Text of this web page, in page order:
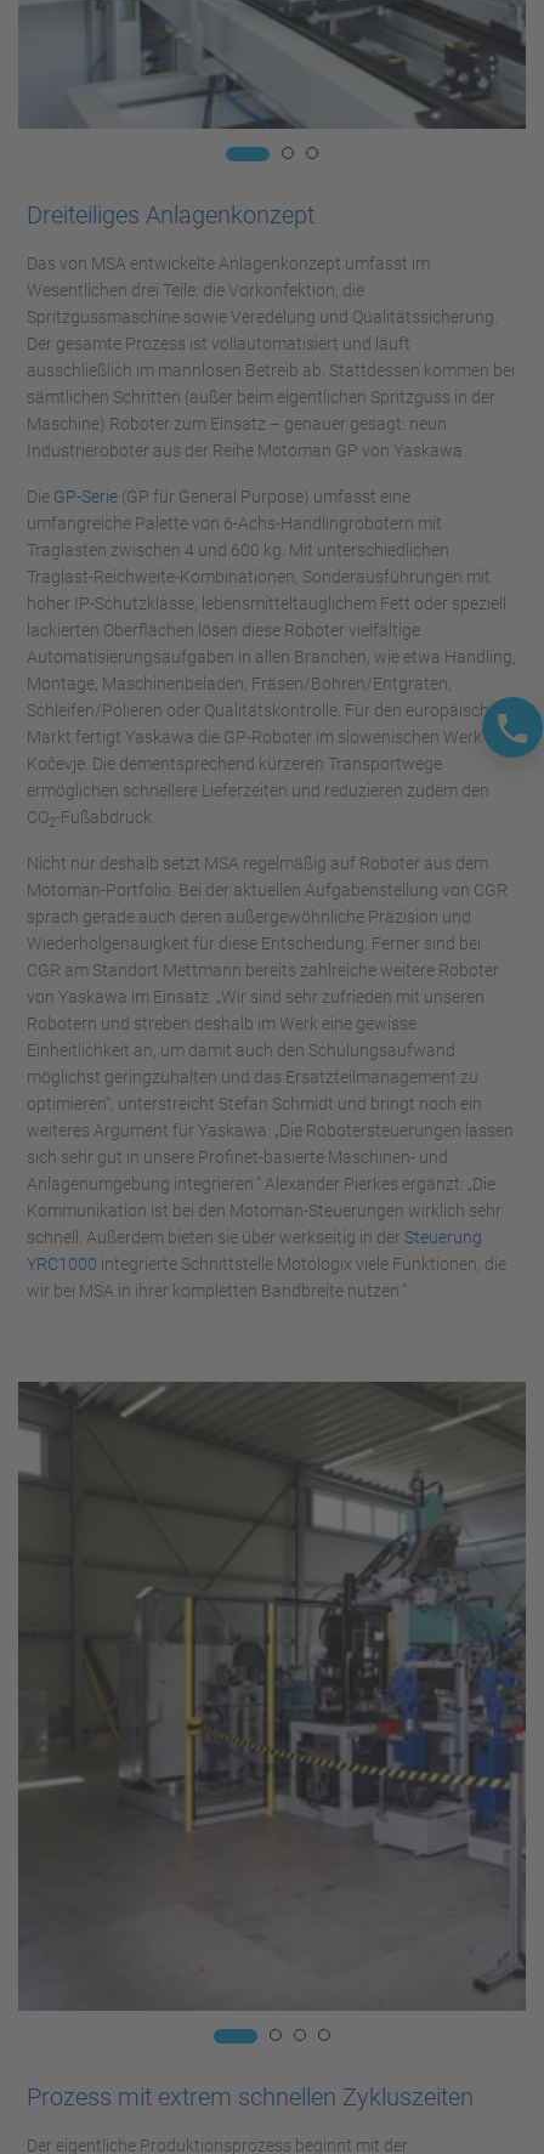
Dreiteiliges Anlagenkonzept
Das von MSA entwickelte Anlagenkonzept umfasst im
Wesentlichen drei Teile: die Vorkonfektion, die
Spritzgussmaschine sowie Veredelung und Qualitätssicherung.
Der gesamte Prozess ist vollautomatisiert und läuft
ausschließlich im mannlosen Betreib ab. Stattdessen kommen bei
sämtlichen Schritten (außer beim eigentlichen Spritzguss in der
Maschine) Roboter zum Einsatz – genauer gesagt: neun
Industrieroboter aus der Reihe Motoman GP von Yaskawa.
Die GP-Serie (GP für General Purpose) umfasst eine
umfangreiche Palette von 6-Achs-Handlingrobotern mit
Traglasten zwischen 4 und 600 kg. Mit unterschiedlichen
Traglast-Reichweite-Kombinationen, Sonderausführungen mit
hoher IP-Schutzklasse, lebensmitteltauglichem Fett oder speziell
lackierten Oberflächen lösen diese Roboter vielfältige
Automatisierungsaufgaben in allen Branchen, wie etwa Handling,
Montage, Maschinenbeladen, Fräsen/Bohren/Entgraten,
Schleifen/Polieren oder Qualitätskontrolle. Für den europäischen
Markt fertigt Yaskawa die GP-Roboter im slowenischen Werk
Kočevje. Die dementsprechend kürzeren Transportwege
ermöglichen schnellere Lieferzeiten und reduzieren zudem den
CO2-Fußabdruck.
Nicht nur deshalb setzt MSA regelmäßig auf Roboter aus dem
Motoman-Portfolio. Bei der aktuellen Aufgabenstellung von CGR
sprach gerade auch deren außergewöhnliche Präzision und
Wiederholgenauigkeit für diese Entscheidung. Ferner sind bei
CGR am Standort Mettmann bereits zahlreiche weitere Roboter
von Yaskawa im Einsatz. „Wir sind sehr zufrieden mit unseren
Robotern und streben deshalb im Werk eine gewisse
Einheitlichkeit an, um damit auch den Schulungsaufwand
möglichst geringzuhalten und das Ersatzteilmanagement zu
optimieren“, unterstreicht Stefan Schmidt und bringt noch ein
weiteres Argument für Yaskawa: „Die Robotersteuerungen lassen
sich sehr gut in unsere Profinet-basierte Maschinen- und
Anlagenumgebung integrieren.“ Alexander Pierkes ergänzt: „Die
Kommunikation ist bei den Motoman-Steuerungen wirklich sehr
schnell. Außerdem bieten sie über werkseitig in der Steuerung
YRC1000 integrierte Schnittstelle Motologix viele Funktionen, die
wir bei MSA in ihrer kompletten Bandbreite nutzen.“
Prozess mit extrem schnellen Zykluszeiten
Der eigentliche Produktionsprozess beginnt mit der